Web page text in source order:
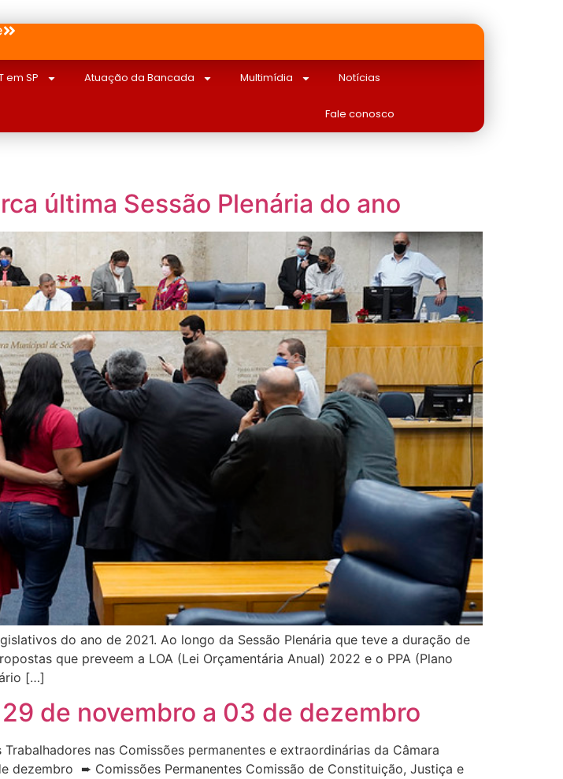
em SP Atuação da Bancada Multimídia Notícias
Fale conosco
última Sessão Plenária do ano
do ano de 2021. Ao longo da Sessão Plenária que teve a duração de
que preveem a LOA (Lei Orçamentária Anual) 2022 e o PPA (Plano
[…]
de novembro a 03 de dezembro
nas Comissões permanentes e extraordinárias da Câmara
dezembro ➨ Comissões Permanentes Comissão de Constituição, Justiça e